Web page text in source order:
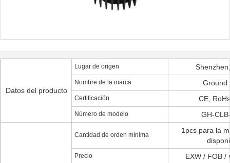
Datos del producto
Lugar de origen
Nombre de la marca Ground
Certificación CE,
Número de modelo GH-
Cantidad de orden mínima
1pcs para la
Precio EXW / FOB /